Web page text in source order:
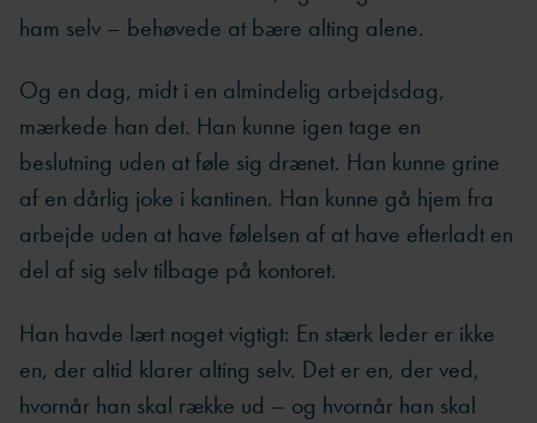
ham selv – behøvede at bære alting alene.
Og en dag, midt i en almindelig arbejdsdag,
mærkede han det. Han kunne igen tage en
beslutning uden at føle sig drænet. Han kunne grine
af en dårlig joke i kantinen. Han kunne gå hjem fra
arbejde uden at have følelsen af at have efterladt en
del af sig selv tilbage på kontoret.
Han havde lært noget vigtigt: En stærk leder er ikke
en, der altid klarer alting selv. Det er en, der ved,
hvornår han skal række ud – og hvornår han skal